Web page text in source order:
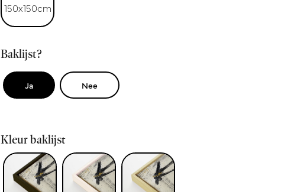
150x150cm
Baklijst?
Ja Nee
Kleur baklijst